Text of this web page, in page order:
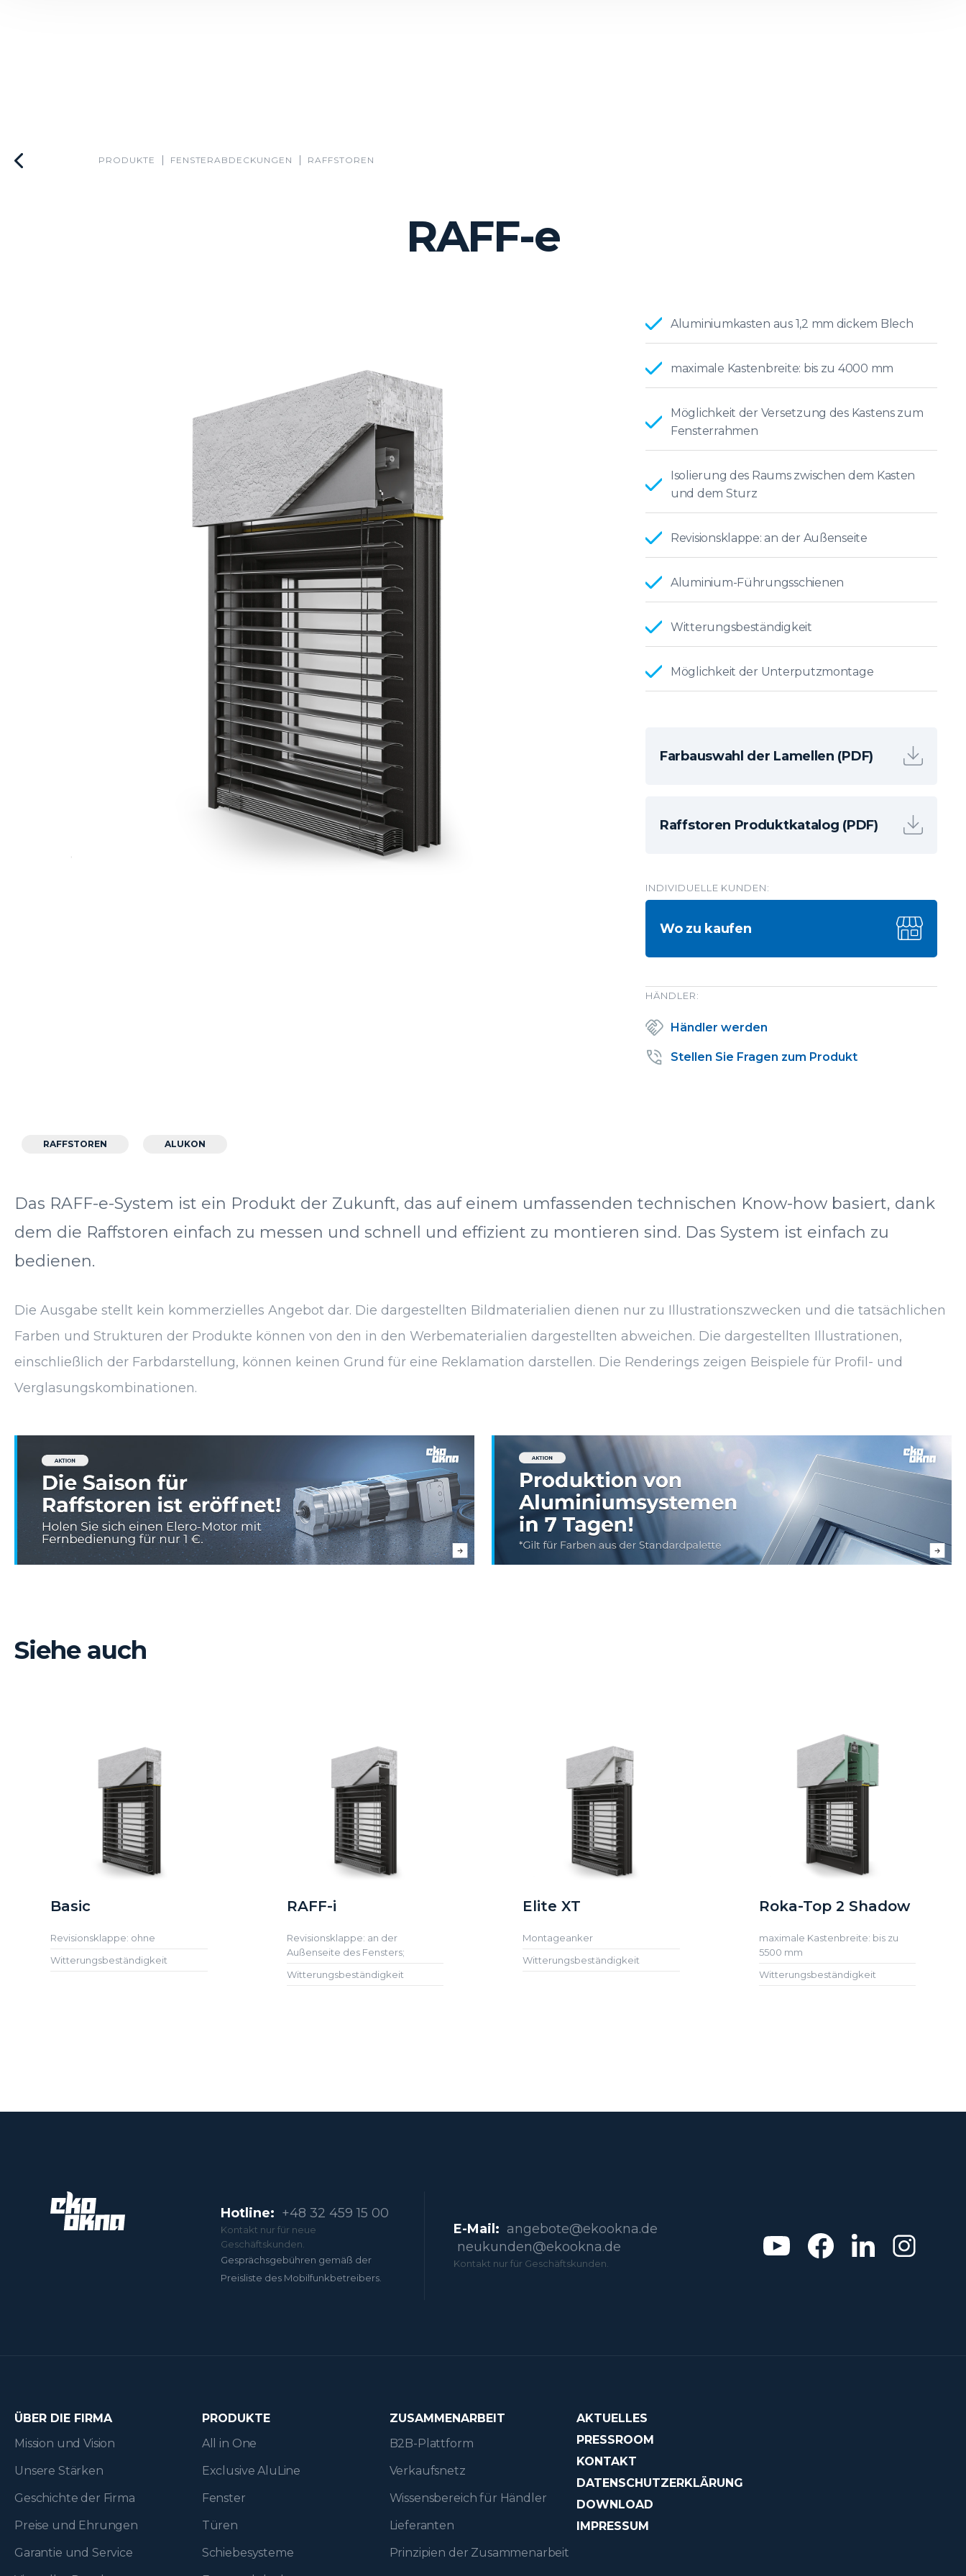
PRODUKTE FENSTER­ABDECKUNGEN RAFFSTOREN
RAFF-e
Aluminiumkasten aus 1,2 mm dickem Blech
maximale Kastenbreite: bis zu 4000 mm
Möglichkeit der Versetzung des Kastens zum
Fensterrahmen
Isolierung des Raums zwischen dem Kasten
und dem Sturz
Revisionsklappe: an der Außenseite
Aluminium-Führungsschienen
Witterungsbeständigkeit
Möglichkeit der Unterputzmontage
Farbauswahl der Lamellen (PDF)
Raffstoren Produktkatalog (PDF)
INDIVIDUELLE KUNDEN:
Wo zu kaufen
HÄNDLER:
Händler werden
Stellen Sie Fragen zum Produkt
RAFFSTOREN ALUKON
Das RAFF-e-System ist ein Produkt der Zukunft, das auf einem umfassenden technischen Know-how basiert, dank
dem die Raffstoren einfach zu messen und schnell und effizient zu montieren sind. Das System ist einfach zu
bedienen.
Die Ausgabe stellt kein kommerzielles Angebot dar. Die dargestellten Bildmaterialien dienen nur zu Illustrationszwecken und die tatsächlichen
Farben und Strukturen der Produkte können von den in den Werbematerialien dargestellten abweichen. Die dargestellten Illustrationen,
einschließlich der Farbdarstellung, können keinen Grund für eine Reklamation darstellen. Die Renderings zeigen Beispiele für Profil- und
Verglasungskombinationen.
Siehe auch
Basic
Revisionsklappe: ohne
Witterungsbeständigkeit
RAFF-i
Revisionsklappe: an der
Außenseite des Fensters;
Witterungsbeständigkeit
Elite XT
Montageanker
Witterungsbeständigkeit
Roka-Top 2 Shadow
maximale Kastenbreite: bis zu
5500 mm
Witterungsbeständigkeit
Hotline: +48 32 459 15 00
Kontakt nur für neue
Geschäftskunden.
Gesprächsgebühren gemäß der
Preisliste des Mobilfunkbetreibers.
E-Mail: angebote@ekookna.de
neukunden@ekookna.de
Kontakt nur für Geschäftskunden.
ÜBER DIE FIRMA
Mission und Vision
Unsere Stärken
Geschichte der Firma
Preise und Ehrungen
Garantie und Service
PRODUKTE
All in One
Exclusive AluLine
Fenster
Türen
Schiebesysteme
ZUSAMMENARBEIT
B2B-Plattform
Verkaufsnetz
Wissensbereich für Händler
Lieferanten
Prinzipien der Zusammenarbeit
AKTUELLES
PRESSROOM
KONTAKT
DATENSCHUTZERKLÄRUNG
DOWNLOAD
IMPRESSUM